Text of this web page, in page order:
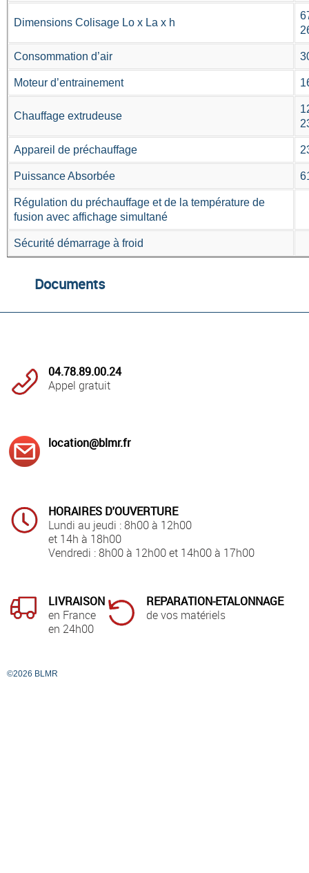
Dimensions Colisage Lo x La x h
Consommation d’air
Moteur d’entrainement
Chauffage extrudeuse
Appareil de préchauffage
Puissance Absorbée
Régulation du préchauffage et de la température de
fusion avec affichage simultané
Sécurité démarrage à froid
Documents
04.78.89.00.24
Appel gratuit
location@blmr.fr
HORAIRES D'OUVERTURE
Lundi au jeudi : 8h00 à 12h00
et 14h à 18h00
Vendredi : 8h00 à 12h00 et 14h00 à 17h00
LIVRAISON
en France
en 24h00
REPARATION-ETALONNAGE
de vos matériels
©2026 BLMR